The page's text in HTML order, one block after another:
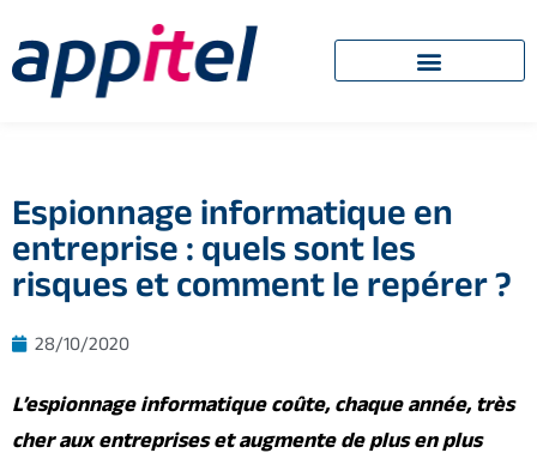
Espionnage informatique en
entreprise : quels sont les
risques et comment le repérer ?
28/10/2020
L’espionnage informatique coûte, chaque année, très
cher aux entreprises et augmente de plus en plus